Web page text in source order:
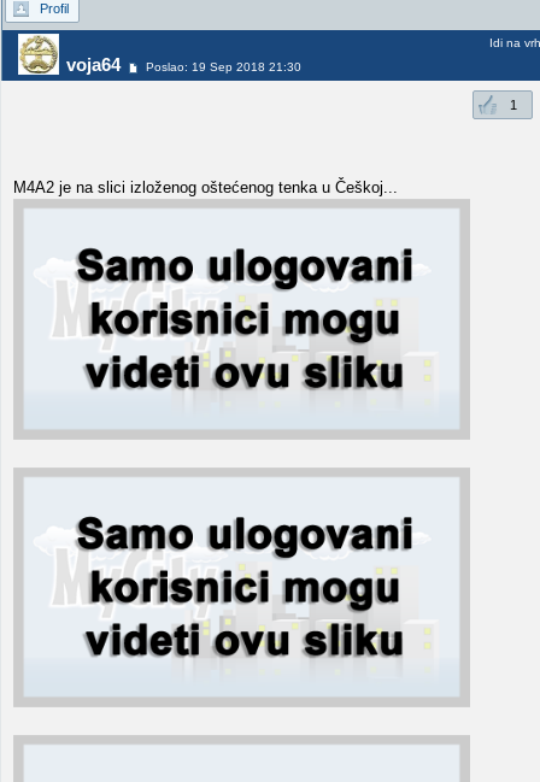
Profil
voja64 Poslao: 19 Sep 2018 21:30
Idi na vrh
1
M4A2 je na slici izloženog oštećenog tenka u Češkoj...